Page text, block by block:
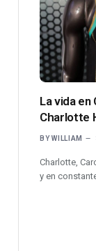
La vida
Charlotte
BY WILLIAM
Charlotte,
y en